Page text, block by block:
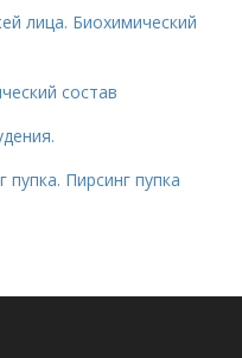
лица. Биохимический
состав
Пирсинг пупка